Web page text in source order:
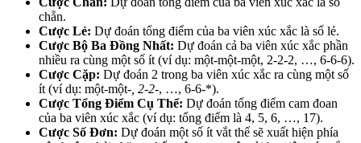
chẵn.
Cược Lẻ: Dự đoán tổng điểm của ba viên xúc xắc là số lẻ.
Cược Bộ Ba Đồng Nhất: Dự đoán cả ba viên xúc xắc phần
nhiều ra cùng một số ít (ví dụ: một-một-một, 2-2-2, …, 6-6-6).
Cược Cặp: Dự đoán 2 trong ba viên xúc xắc ra cùng một số
ít (ví dụ: một-một- , 2-2-, …, 6-6-*).
Cược Tổng Điểm Cụ Thể: Dự đoán tổng điểm cam đoan
của ba viên xúc xắc (ví dụ: tổng điểm là 4, 5, 6, …, 17).
Cược Số Đơn: Dự đoán một số ít vắt thể sẽ xuất hiện phía